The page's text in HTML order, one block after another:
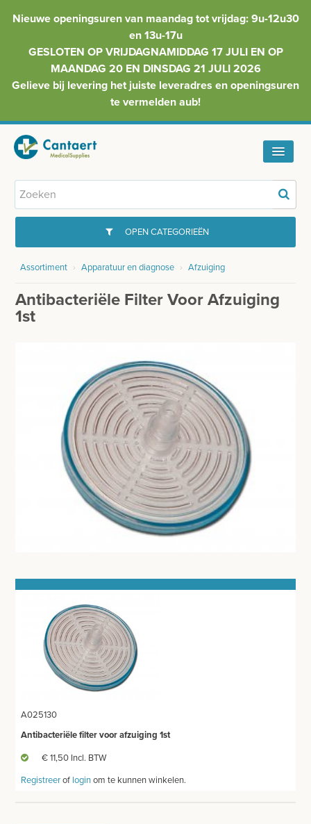
Nieuwe openingsuren van maandag tot vrijdag: 9u-12u30
en 13u-17u
GESLOTEN OP VRIJDAGNAMIDDAG 17 JULI EN OP
MAANDAG 20 EN DINSDAG 21 JULI 2026
Gelieve bij levering het juiste leveradres en openingsuren
te vermelden aub!
HOME
BESURGICAL - INSTRUMENTARIUM
registreer
Prijzen worden nu inclusief BTW getoond
WIJZIG NAAR EXCLUSIEF BTW
OPEN CATEGORIEËN
GYNAECOLOGIE
INJECTIEMATERIAAL
HECHTINGSMATERIAAL
OPERATIE-PROTECTIEMATERIAAL
APPARATUUR EN DIAGNOSE
MEETAPPARATUUR
AFZUIGING
TANDUNIT - PEDICUREMOTOR
AEROSOL EN INHALATIE
BLOED- EN URINEONDERZOEK
Assortiment › Apparatuur en diagnose › Afzuiging
Antibacteriële Filter Voor Afzuiging
1st
A025130
Antibacteriële filter voor afzuiging 1st
€ 11,50 Incl. BTW
Registreerof loginom te kunnen winkelen.